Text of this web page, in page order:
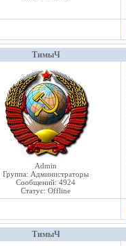
ТимыЧ
Admin
Группа: Администраторы
Сообщений: 4924
Статус: Offline
ТимыЧ